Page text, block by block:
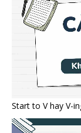
Start to V hay V-